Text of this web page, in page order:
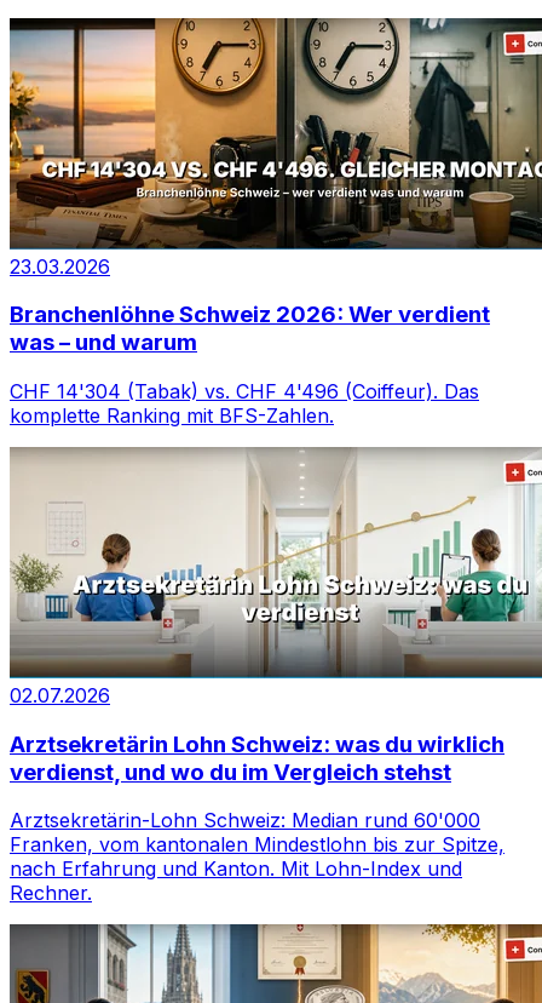
23.03.2026
Branchenlöhne Schweiz 2026: Wer verdient
was – und warum
CHF 14'304 (Tabak) vs. CHF 4'496 (Coiffeur). Das
komplette Ranking mit BFS-Zahlen.
02.07.2026
Arztsekretärin Lohn Schweiz: was du wirklich
verdienst, und wo du im Vergleich stehst
Arztsekretärin-Lohn Schweiz: Median rund 60'000
Franken, vom kantonalen Mindestlohn bis zur Spitze,
nach Erfahrung und Kanton. Mit Lohn-Index und
Rechner.